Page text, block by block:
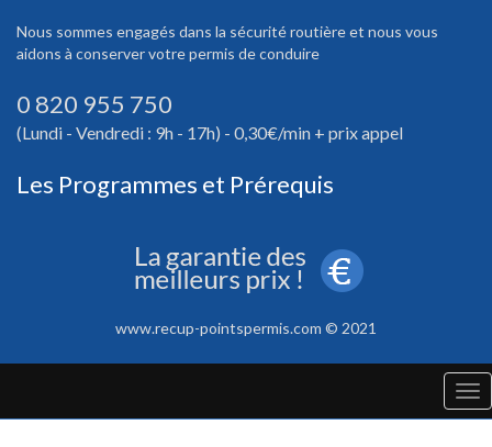
Nous sommes engagés dans la sécurité routière et nous vous
aidons à conserver votre permis de conduire
0 820 955 750
(Lundi - Vendredi : 9h - 17h) - 0,30€/min + prix appel
Les Programmes et Prérequis
www.recup-pointspermis.com © 2021